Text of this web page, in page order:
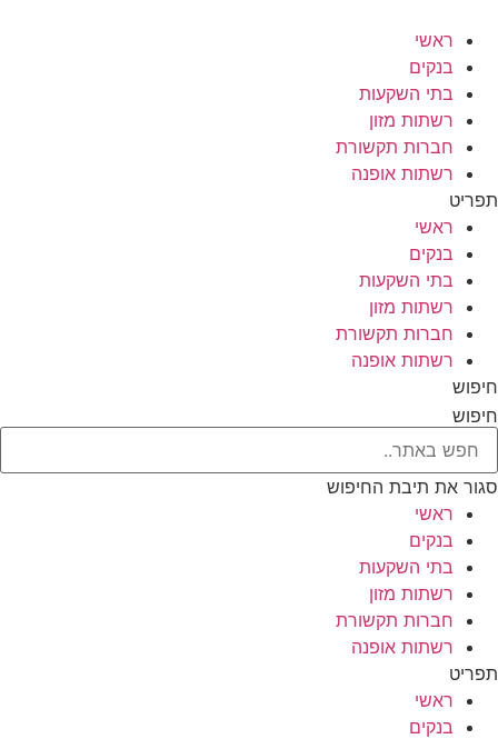
לתוכן
ראשי
בנקים
בתי השקעות
רשתות מזון
חברות תקשורת
רשתות אופנה
תפריט
ראשי
בנקים
בתי השקעות
רשתות מזון
חברות תקשורת
רשתות אופנה
חיפוש
חיפוש
סגור את תיבת החיפוש
ראשי
בנקים
בתי השקעות
רשתות מזון
חברות תקשורת
רשתות אופנה
תפריט
ראשי
בנקים